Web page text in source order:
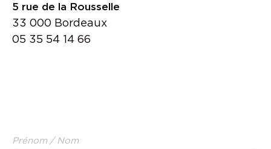
5 rue de la Rousselle
33 000 Bordeaux
05 35 54 14 66
Prénom / Nom